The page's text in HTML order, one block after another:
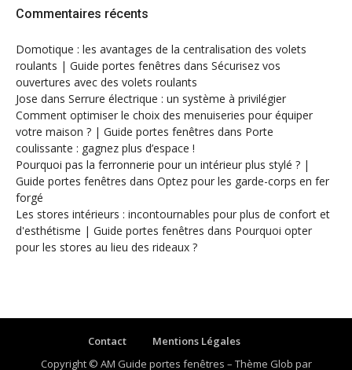
Commentaires récents
Domotique : les avantages de la centralisation des volets
roulants | Guide portes fenêtres dans Sécurisez vos
ouvertures avec des volets roulants
Jose dans Serrure électrique : un système à privilégier
Comment optimiser le choix des menuiseries pour équiper
votre maison ? | Guide portes fenêtres dans Porte
coulissante : gagnez plus d’espace !
Pourquoi pas la ferronnerie pour un intérieur plus stylé ? |
Guide portes fenêtres dans Optez pour les garde-corps en fer
forgé
Les stores intérieurs : incontournables pour plus de confort et
d'esthétisme | Guide portes fenêtres dans Pourquoi opter
pour les stores au lieu des rideaux ?
Contact
Mentions Légales
Copyright © AM Guide portes fenêtres – Thème Glob par